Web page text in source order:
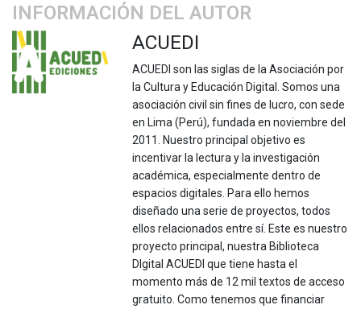
INFORMACIÓN DEL AUTOR
ACUEDI
ACUEDI son las siglas de la Asociación por
la Cultura y Educación Digital. Somos una
asociación civil sin fines de lucro, con sede
en Lima (Perú), fundada en noviembre del
2011. Nuestro principal objetivo es
incentivar la lectura y la investigación
académica, especialmente dentro de
espacios digitales. Para ello hemos
diseñado una serie de proyectos, todos
ellos relacionados entre sí. Este es nuestro
proyecto principal, nuestra Biblioteca
DIgital ACUEDI que tiene hasta el
momento más de 12 mil textos de acceso
gratuito. Como tenemos que financiar